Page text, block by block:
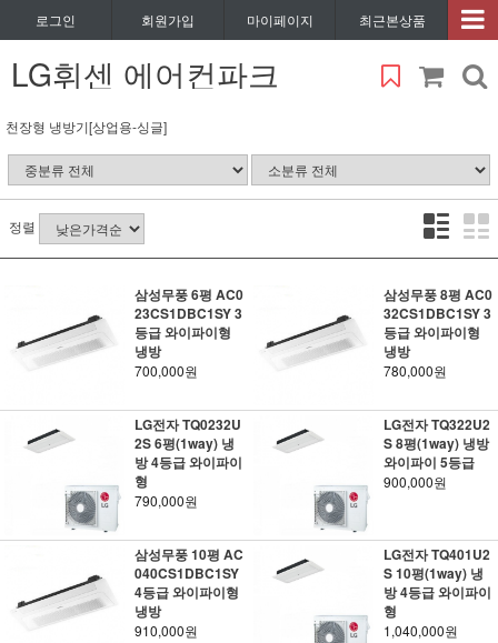
로그인 회원가입 마이페이지 최근본상품
LG휘센 에어컨파크
천장형 냉방기[상업용-싱글]
정렬
삼성무풍 6평 AC0
23CS1DBC1SY 3
등급 와이파이형
냉방
700,000원
삼성무풍 8평 AC0
32CS1DBC1SY 3
등급 와이파이형
냉방
780,000원
LG전자 TQ0232U
2S 6평(1way) 냉
방 4등급 와이파이
형
790,000원
LG전자 TQ322U2
S 8평(1way) 냉방
와이파이 5등급
900,000원
삼성무풍 10평 AC
040CS1DBC1SY
4등급 와이파이형
냉방
910,000원
LG전자 TQ401U2
S 10평(1way) 냉
방 4등급 와이파이
형
1,040,000원